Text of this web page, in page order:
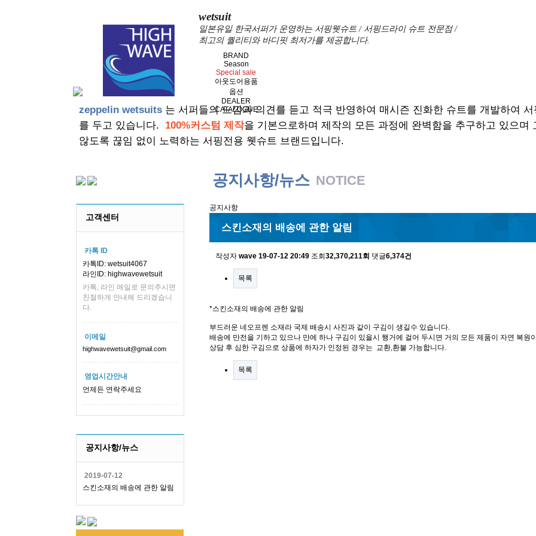
wetsuit
일본유일 한국서퍼가 운영하는 서핑웻슈트 / 서핑드라이 슈트 전문점 /
최고의 퀄리티와 바디핏 최저가를 제공합니다.
BRAND
Season
Special sale
아웃도어용품
옵션
DEALER
CATALOGUE
zeppelin wetsuits 는 서퍼들의 느낌과 의견를 듣고 적극 반영하여 매시즌 진화한 슈트를 개발하여
를 두고 있습니다. 100%커스텀 제작을 기본으로하며 제작의 모든 과정에 완벽함을 추구하고 있으며
않도록 끊임 없이 노력하는 서핑전용 웻슈트 브랜드입니다.
고객센터
카톡 ID
카톡ID: wetsuit4067
라인ID: highwavewetsuit
카톡, 라인 메일로 문의주시면
친절하게 안내해 드리겠습니
다.
이메일
highwavewetsuit@gmail.com
영업시간안내
언제든 연락주세요
공지사항/뉴스
2019-07-12
스킨소재의 배송에 관한 알림
공지사항/뉴스 NOTICE
공지사항
스킨소재의 배송에 관한 알림
작성자 wave 19-07-12 20:49 조회 32,370,211회 댓글6,374건
목록
*스킨소재의 배송에 관한 알림
부드러운 네오프렌 소재라 국제 배송시 사진과 같이 구김이 생길수 있습니다.
배송에 만전을 기하고 있으나 만에 하나 구김이 있을시 행거에 걸어 두시면 거의 모든 제품이 자연 복원
상담 후 심한 구김으로 상품에 하자가 인정된 경우는 교환,환불 가능합니다.
목록